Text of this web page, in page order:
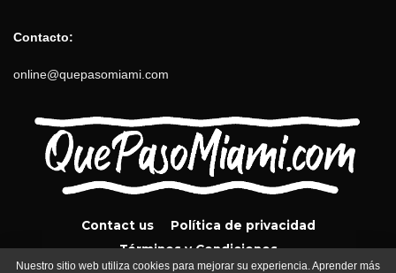
Contacto:
online@quepasomiami.com
Contact us
Política de privacidad
Términos y Condiciones
Nuestro sitio web utiliza cookies para mejorar su experiencia. Aprender más